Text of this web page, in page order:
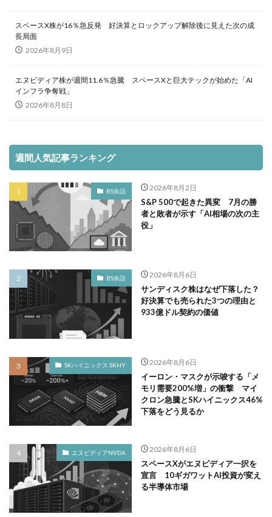
スペースX株が16％急反発 好決算とロックアップ解除後に見えた次の成
長局面
2026年8月9日
エヌビディア株が週間11.6％急騰 スペースXと巨大テックが始めた「AI
インフラ争奪戦」
2026年8月8日
週間人気記事ランキング
BS余話 2026年8月2日
S&P 500で起きた異変 7月の勝
者と敗者が示す「AI相場の次の主
役」
BS余話 2026年8月6日
サンディスク株はなぜ下落した？
好決算でも売られた3つの理由と
933億ドル契約の価値
SKハイニックス SKHY 2026年8月6日
イーロン・マスクが示唆する「メ
モリ需要200%増」の衝撃 マイ
クロン急騰とSKハイニックス46%
下落をどう見るか
エヌビディアNVDA 2026年8月6日
スペースXがエヌビディア一択を
宣言 10ギガワットAI投資が変え
る半導体市場